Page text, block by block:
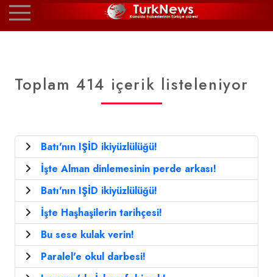
Toplam 414 içerik listeleniyor
Batı'nın IŞİD ikiyüzlülüğü!
İşte Alman dinlemesinin perde arkası!
Batı'nın IŞİD ikiyüzlülüğü!
İşte Haşhaşilerin tarihçesi!
Bu sese kulak verin!
Paralel'e okul darbesi!